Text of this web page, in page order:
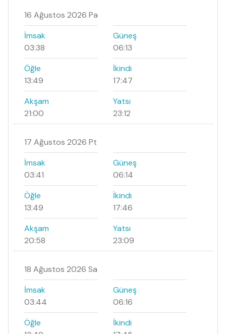
16 Ağustos 2026 Pa
İmsak
03:38
Güneş
06:13
Öğle
13:49
İkindi
17:47
Akşam
21:00
Yatsı
23:12
17 Ağustos 2026 Pt
İmsak
03:41
Güneş
06:14
Öğle
13:49
İkindi
17:46
Akşam
20:58
Yatsı
23:09
18 Ağustos 2026 Sa
İmsak
03:44
Güneş
06:16
Öğle
İkindi